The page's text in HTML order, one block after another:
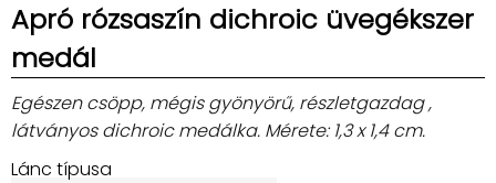
Apró rózsaszín dichroic üvegékszer
medál
Egészen csöpp, mégis gyönyörű, részletgazdag ,
látványos dichroic medálka. Mérete: 1,3 x 1,4 cm.
Lánc típusa